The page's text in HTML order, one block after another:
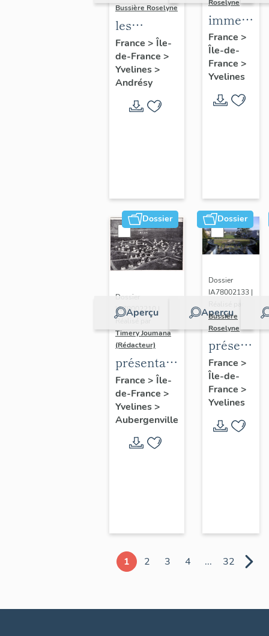
Bussière Roselyne
les
immeubles,
maisons et
fermes du
canton
d'Andrésy
France > Île-
de-France >
Yvelines>
Andrésy
Roselyne
maisons,
fermes
France >
Île-de-
France >
Yvelines
Dossier
Aperçu
Dossier
IA78002210 |
Réalisé par
Timery Joumana
(Rédacteur)
présentation
de l'étude
d'Elisabethville
France > Île-
de-France >
Yvelines>
Aubergenville
Dossier
Aperçu
Dossier
IA78002133 |
Bussière
Roselyne
du
diagnostic
et
France >
Île-de-
France >
Yvelines
1 2 3 4 ... 32